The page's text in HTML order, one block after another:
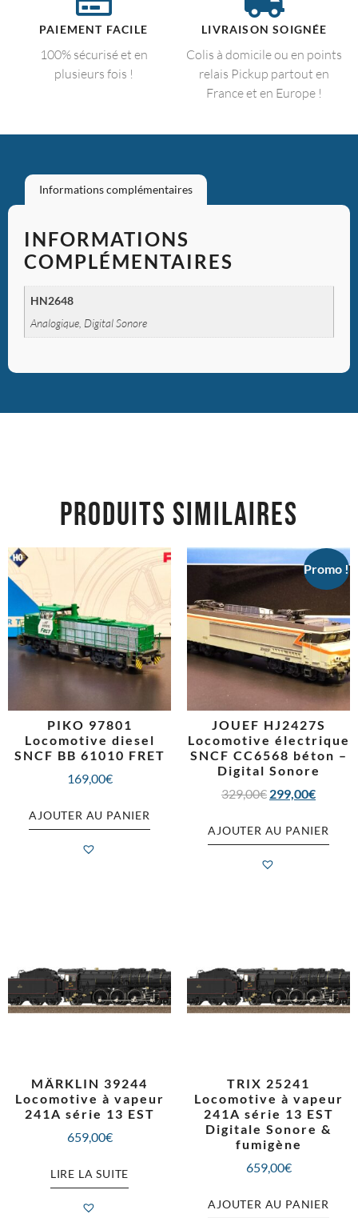
PAIEMENT FACILE
100% sécurisé et en
plusieurs fois !
LIVRAISON SOIGNÉE
Colis à domicile ou en points
relais Pickup partout en
France et en Europe !
Informations complémentaires
INFORMATIONS
COMPLÉMENTAIRES
HN2648
Analogique, Digital Sonore
PRODUITS SIMILAIRES
PIKO 97801
Locomotive diesel
SNCF BB 61010 FRET
169,00€
AJOUTER AU PANIER
Promo !
JOUEF HJ2427S
Locomotive électrique
SNCF CC6568 béton –
Digital Sonore
329,00€ 299,00€
AJOUTER AU PANIER
MÄRKLIN 39244
Locomotive à vapeur
241A série 13 EST
659,00€
LIRE LA SUITE
TRIX 25241
Locomotive à vapeur
241A série 13 EST
Digitale Sonore &
fumigène
659,00€
AJOUTER AU PANIER